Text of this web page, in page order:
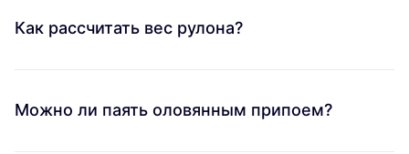
Как рассчитать вес рулона?
Можно ли паять оловянным припоем?